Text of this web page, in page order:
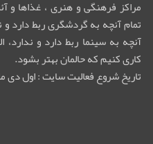
مراکز فرهنگی و هنری ، غذاها
تمام آنچه به گردشگری ربط دارد
آنچه به سینما ربط دارد و
کاری کنیم که حالمان بهتر بشود.
تاریخ شروع فعالیت سایت : اول دی ماه